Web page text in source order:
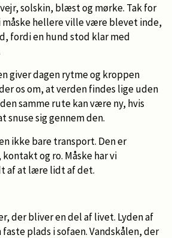
solskin, blæst og mørke. Tak for
måske hellere ville være blevet inde,
fordi en hund stod klar med
giver dagen rytme og kroppen
os om, at verden findes lige uden
samme rute kan være ny, hvis
snuse sig gennem den.
ikke bare transport. Den er
og ro. Måske har vi
af at lære lidt af det.
der bliver en del af livet. Lyden af
plads i sofaen. Vandskålen, der